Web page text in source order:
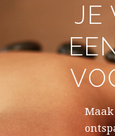
JE